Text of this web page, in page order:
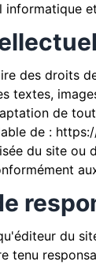
des droits
textes,
de
de :
du site ou
du
tenu